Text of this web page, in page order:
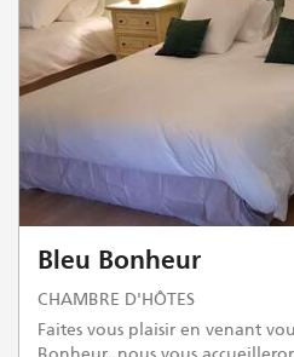
Bleu Bonheur
CHAMBRE D'HÔTES
Faites vous plaisir en venant